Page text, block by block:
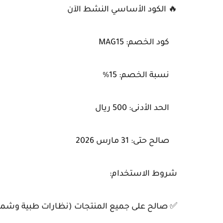
🔥 الكود الأساسي النشط الآن
كود الخصم: MAG15
نسبة الخصم: 15%
الحد الأدنى: 500 ريال
صالح حتى: 31 مارس 2026
شروط الاستخدام:
✅ صالح على جميع المنتجات (نظارات طبية